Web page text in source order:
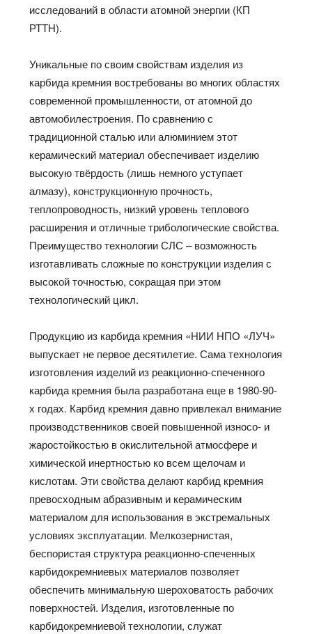
исследований в области атомной энергии (КП
РТТН).
Уникальные по своим свойствам изделия из
карбида кремния востребованы во многих областях
современной промышленности, от атомной до
автомобилестроения. По сравнению с
традиционной сталью или алюминием этот
керамический материал обеспечивает изделию
высокую твёрдость (лишь немного уступает
алмазу), конструкционную прочность,
теплопроводность, низкий уровень теплового
расширения и отличные трибологические свойства.
Преимущество технологии СЛС – возможность
изготавливать сложные по конструкции изделия с
высокой точностью, сокращая при этом
технологический цикл.
Продукцию из карбида кремния «НИИ НПО «ЛУЧ»
выпускает не первое десятилетие. Сама технология
изготовления изделий из реакционно-спеченного
карбида кремния была разработана еще в 1980-90-
х годах. Карбид кремния давно привлекал внимание
производственников своей повышенной износо- и
жаростойкостью в окислительной атмосфере и
химической инертностью ко всем щелочам и
кислотам. Эти свойства делают карбид кремния
превосходным абразивным и керамическим
материалом для использования в экстремальных
условиях эксплуатации. Мелкозернистая,
беспористая структура реакционно-спеченных
карбидокремниевых материалов позволяет
обеспечить минимальную шероховатость рабочих
поверхностей. Изделия, изготовленные по
карбидокремниевой технологии, служат